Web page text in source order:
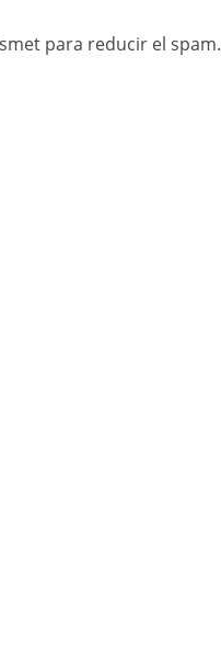
para reducir el spam.